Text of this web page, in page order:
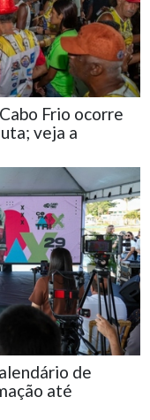
Frio ocorre
veja a
de
até